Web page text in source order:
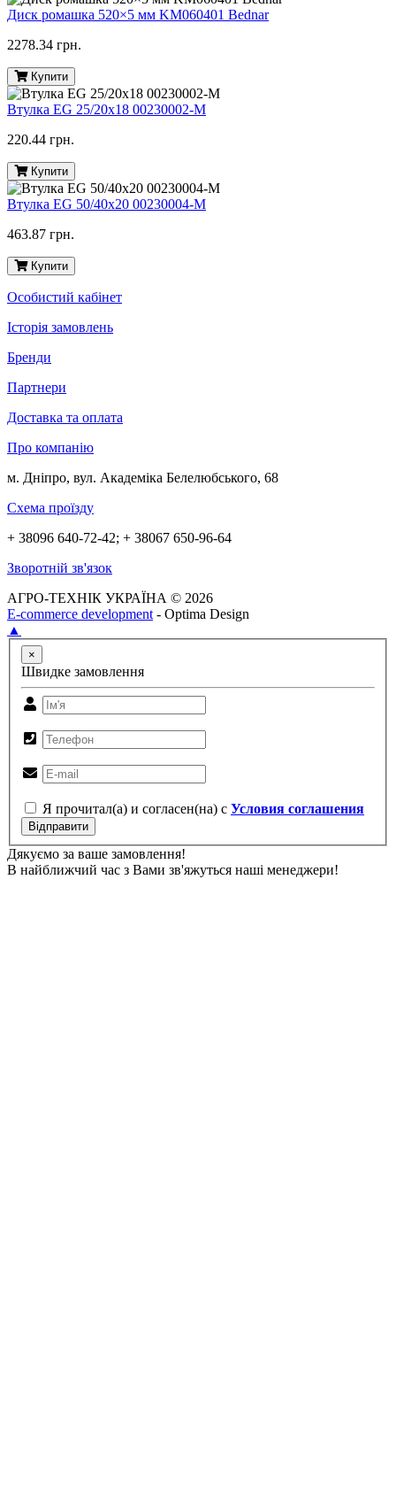
Диск ромашка 520×5 мм KM060401 Bednar
2278.34 грн.
Купити
Втулка EG 25/20x18 00230002-M
220.44 грн.
Купити
Втулка EG 50/40х20 00230004-M
463.87 грн.
Купити
Особистий кабінет
Історія замовлень
Бренди
Партнери
Доставка та оплата
Про компанію
м. Дніпро, вул. Академіка Белелюбського, 68
Схема проїзду
+ 38096 640-72-42; + 38067 650-96-64
Зворотній зв'язок
АГРО-ТЕХНІК УКРАЇНА © 2026
E-commerce development - Optima Design
▲
×
Швидке замовлення
Я прочитал(а) и согласен(на) с Условия соглашения
Відправити
Дякуємо за ваше замовлення!
В найближчий час з Вами зв'яжуться наші менеджери!